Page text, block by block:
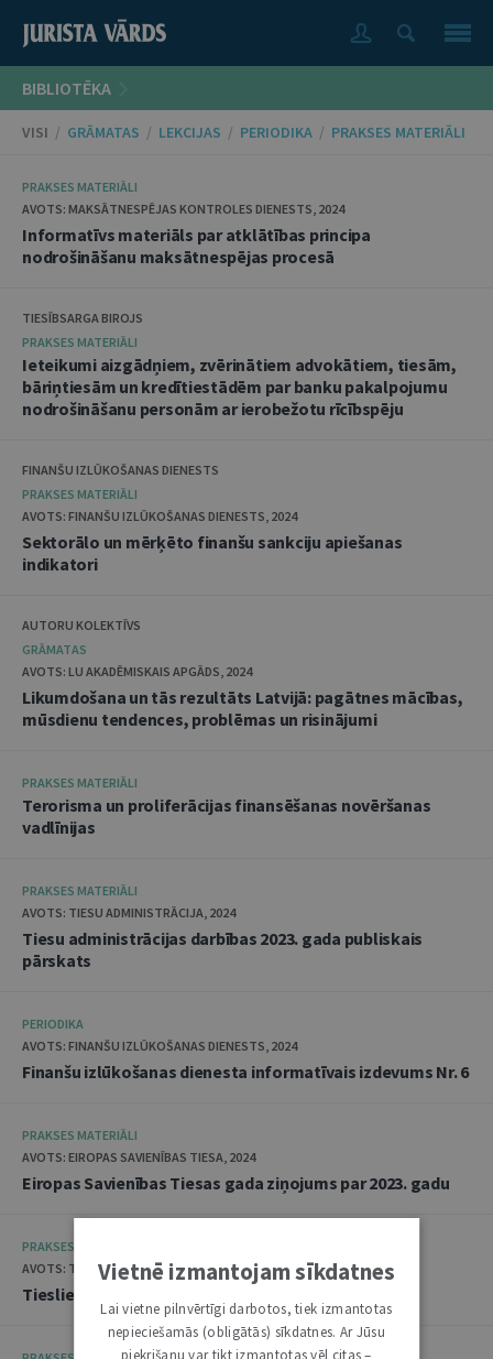
BIBLIOTĒKA
VISI / GRĀMATAS / LEKCIJAS / PERIODIKA / PRAKSES MATERIĀLI
PRAKSES MATERIĀLI
AVOTS: MAKSĀTNESPĒJAS KONTROLES DIENESTS, 2024
Informatīvs materiāls par atklātības principa
nodrošināšanu maksātnespējas procesā
TIESĪBSARGA BIROJS
PRAKSES MATERIĀLI
Ieteikumi aizgādņiem, zvērinātiem advokātiem, tiesām,
bāriņtiesām un kredītiestādēm par banku pakalpojumu
nodrošināšanu personām ar ierobežotu rīcībspēju
FINANŠU IZLŪKOŠANAS DIENESTS
PRAKSES MATERIĀLI
AVOTS: FINANŠU IZLŪKOŠANAS DIENESTS, 2024
Sektorālo un mērķēto finanšu sankciju apiešanas
indikatori
AUTORU KOLEKTĪVS
GRĀMATAS
AVOTS: LU AKADĒMISKAIS APGĀDS, 2024
Likumdošana un tās rezultāts Latvijā: pagātnes mācības,
mūsdienu tendences, problēmas un risinājumi
PRAKSES MATERIĀLI
Terorisma un proliferācijas finansēšanas novēršanas
vadlīnijas
PRAKSES MATERIĀLI
AVOTS: TIESU ADMINISTRĀCIJA, 2024
Tiesu administrācijas darbības 2023. gada publiskais
pārskats
PERIODIKA
AVOTS: FINANŠU IZLŪKOŠANAS DIENESTS, 2024
Finanšu izlūkošanas dienesta informatīvais izdevums Nr. 6
PRAKSES MATERIĀLI
AVOTS: EIROPAS SAVIENĪBAS TIESA, 2024
Eiropas Savienības Tiesas gada ziņojums par 2023. gadu
PRAKSES MATERIĀLI
AVOTS: TIESLIETU PADOME, 2024
Tieslietu padomes 2023. gada pārskats
Vietnē izmantojam sīkdatnes
Lai vietne pilnvērtīgi darbotos, tiek izmantotas
nepieciešamās (obligātās) sīkdatnes. Ar Jūsu
piekrišanu var tikt izmantotas vēl citas –